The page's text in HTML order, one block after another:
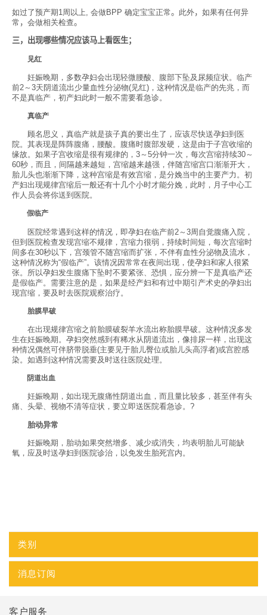
如过了预产期1周以上, 会做BPP 确定宝宝正常。 此外， 如果有任何异
常 ， 会做相关检查。
三， 出现哪些情况应该马上看医生；
见红
妊娠晚期，多数孕妇会出现轻微腰酸、腹部下坠及尿频症状。 临产
前2～3天阴道流出少量血性分泌物(见红)，这种情况是临产的先兆，而
不是真临产，初产妇此时一般不需要看急诊。
真临产
顾名思义，真临产就是孩子真的要出生了，应该尽快送孕妇到医
院。其表现是阵阵腹痛，腰酸。腹痛时腹部发硬，这是由于子宫收缩的
缘故。如果子宫收缩是很有规律的，3～5分钟一次，每次宫缩持续30～
60秒，而且，间隔越来越短，宫缩越来越强，伴随宫缩宫口渐渐开大，
胎儿头也渐渐下降，这种宫缩是有效宫缩，是分娩当中的主要产力。初
产妇出现规律宫缩后一般还有十几个小时才能分娩，此时，月子中心工
作人员会将你送到医院。
假临产
医院经常遇到这样的情况，即孕妇在临产前2～3周自觉腹痛入院，
但到医院检查发现宫缩不规律，宫缩力很弱，持续时间短，每次宫缩时
间多在30秒以下，宫颈管不随宫缩而扩张，不伴有血性分泌物及流水，
这种情况称为“假临产”。该情况因常常在夜间出现，使孕妇和家人很紧
张。所以孕妇发生腹痛下坠时不要紧张、恐惧，应分辨一下是真临产还
是假临产。需要注意的是，如果是经产妇和有过中期引产术史的孕妇出
现宫缩，要及时去医院观察治疗。
胎膜早破
在出现规律宫缩之前胎膜破裂羊水流出称胎膜早破。这种情况多发
生在妊娠晚期。孕妇突然感到有稀水从阴道流出，像排尿一样，出现这
种情况偶然可伴脐带脱垂(主要见于胎儿臀位或胎儿头高浮者)或宫腔感
染。如遇到这种情况需要及时送往医院处理。
阴道出血
妊娠晚期，如出现无腹痛性阴道出血，而且量比较多，甚至伴有头
痛、头晕、视物不清等症状，要立即送医院看急诊。?
胎动异常
妊娠晚期，胎动如果突然增多、减少或消失，均表明胎儿可能缺
氧，应及时送孕妇到医院诊治，以免发生胎死宫内。
类别
消息订阅
客户服务